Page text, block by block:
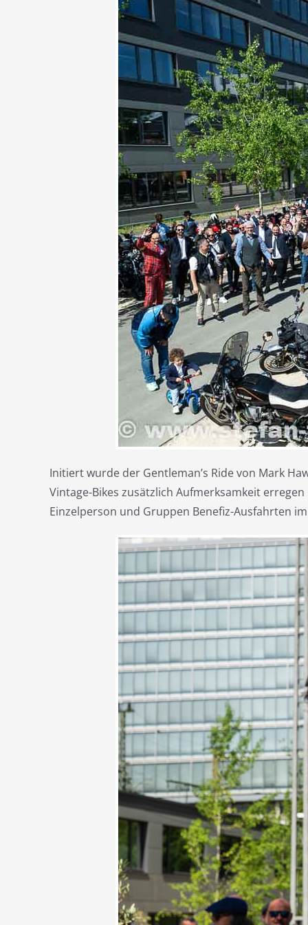
Initiert wurde der Gentleman’s Ride von Mark
Vintage-Bikes zusätzlich Aufmerksamkeit
Einzelperson und Gruppen Benefiz-Ausfahrten